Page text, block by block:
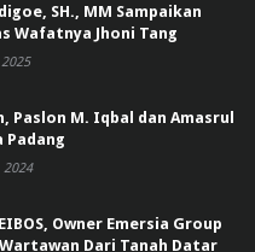
SH., MM Sampaikan
Wafatnya Jhoni Tang
Paslon M. Iqbal dan Amasrul
Padang
2024
Owner Emersia Group
Dari Tanah Datar